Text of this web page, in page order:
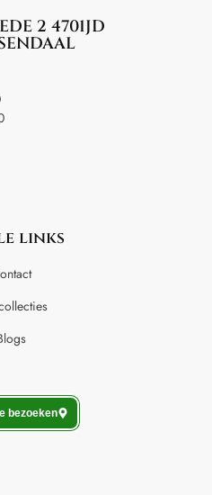
2 4701JD
links
bezoeken